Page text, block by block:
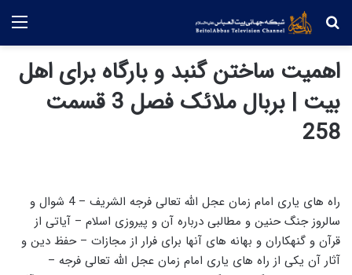
جستجو
اهمیت ساختن گنبد و بارگاه برای اهل
بیت | بربال ملائک فصل 3 قسمت
258
راه های یاری امام زمان عجل الله تعالی فرجه الشریف – 4 شوال و
سالروز جنگ حنین و مطالبی درباره آن و پیروزی اسلام – آیاتی از
قرآن و گنهکاران و بهانه های آنها برای فرار از مجازات – حفظ دین و
آثار آن یکی از راه های یاری امام زمان عجل الله تعالی فرجه –